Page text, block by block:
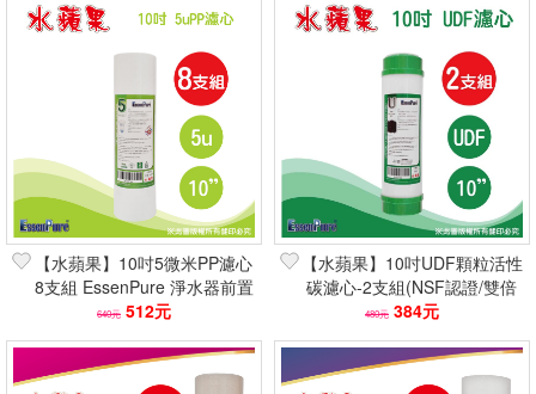
【水蘋果】10吋5微米PP濾心
8支組 EssenPure 淨水器前置
濾芯(NSF認證/高效除泥沙)
640元 512元
【水蘋果】10吋UDF顆粒活性
碳濾心-2支組(NSF認證/雙倍
吸附/淨水器通用)
480元 384元